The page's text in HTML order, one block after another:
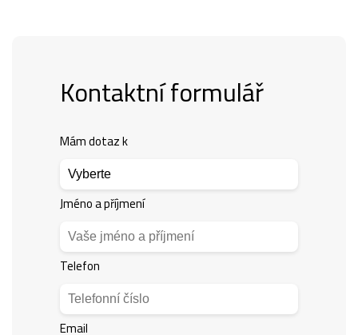
Kontaktní formulář
Mám dotaz k
Jméno a příjmení
Telefon
Email